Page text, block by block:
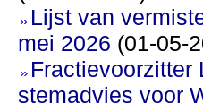
Lijst van
mei 2026 (01-05-
Fractievoorzitter
stemadvies voor